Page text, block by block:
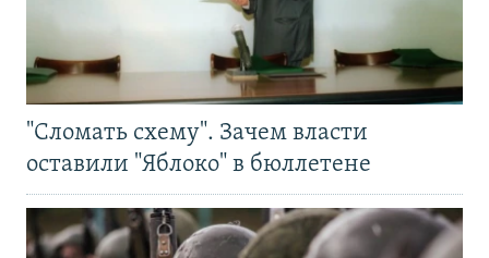
"Сломать схему". Зачем власти
оставили "Яблоко" в бюллетене